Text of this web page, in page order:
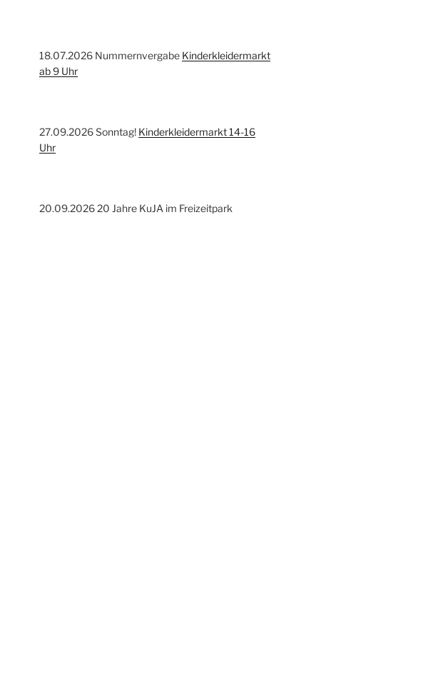
18.07.2026 Nummernvergabe Kinderkleidermarkt
ab 9 Uhr
27.09.2026 Sonntag! Kinderkleidermarkt 14-16
Uhr
20.09.2026 20 Jahre KuJA im Freizeitpark